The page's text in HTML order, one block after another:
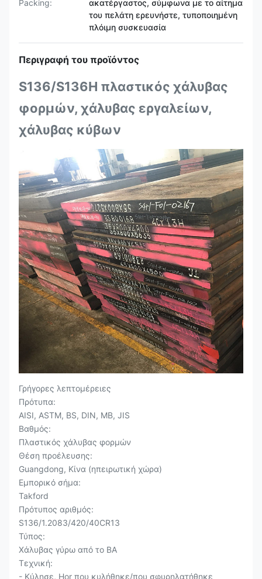
Packing:
ακατέργαστος, σύμφωνα με το αίτημα
του πελάτη ερευνήστε, τυποποιημένη
πλόιμη συσκευασία
Περιγραφή του προϊόντος
S136/S136H πλαστικός χάλυβας
φορμών, χάλυβας εργαλείων,
χάλυβας κύβων
Γρήγορες λεπτομέρειες
Πρότυπα:
AISI, ASTM, BS, DIN, ΜΒ, JIS
Βαθμός:
Πλαστικός χάλυβας φορμών
Θέση προέλευσης:
Guangdong, Κίνα (ηπειρωτική χώρα)
Εμπορικό σήμα:
Takford
Πρότυπος αριθμός:
S136/1.2083/420/40CR13
Τύπος:
Χάλυβας γύρω από το BA
Τεχνική:
- Κύλησε, Hor που κυλήθηκε/που σφυρηλατήθηκε